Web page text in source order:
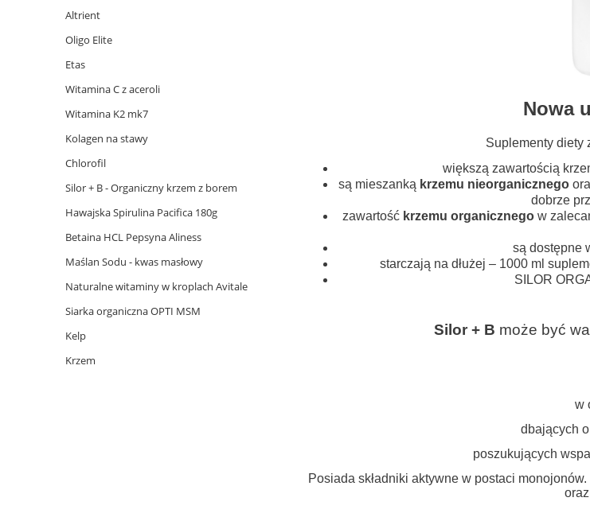
Altrient
Oligo Elite
Etas
Witamina C z aceroli
Witamina K2 mk7
Kolagen na stawy
Chlorofil
Silor + B - Organiczny krzem z borem
Hawajska Spirulina Pacifica 180g
Betaina HCL Pepsyna Aliness
Maślan Sodu - kwas masłowy
Naturalne witaminy w kroplach Avitale
Siarka organiczna OPTI MSM
Kelp
Krzem
Nowa
Suplementy diety
większą zawartością
są mieszanką krzemu nieorganicznego
dobrze
zawartość krzemu organicznego w
są dostępne
starczają na dłużej – 1000 ml
SILOR
Silor + B może być
w
dbających
poszukujących
Posiada składniki aktywne w postaci